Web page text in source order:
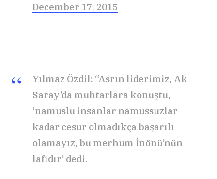
December 17, 2015
Yılmaz Özdil: “Asrın liderimiz, Ak
Saray’da muhtarlara konuştu,
‘namuslu insanlar namussuzlar
kadar cesur olmadıkça başarılı
olamayız, bu merhum İnönü’nün
lafıdır’ dedi.